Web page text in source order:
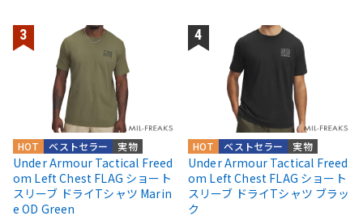
実物
ベストセラー
HOT
Under Armour Tactical Freed
om Left Chest FLAG ショート
スリーブ ドライTシャツ Marin
e OD Green
実物
ベストセラー
HOT
Under Armour Tactical Freed
om Left Chest FLAG ショート
スリーブ ドライTシャツ ブラッ
ク